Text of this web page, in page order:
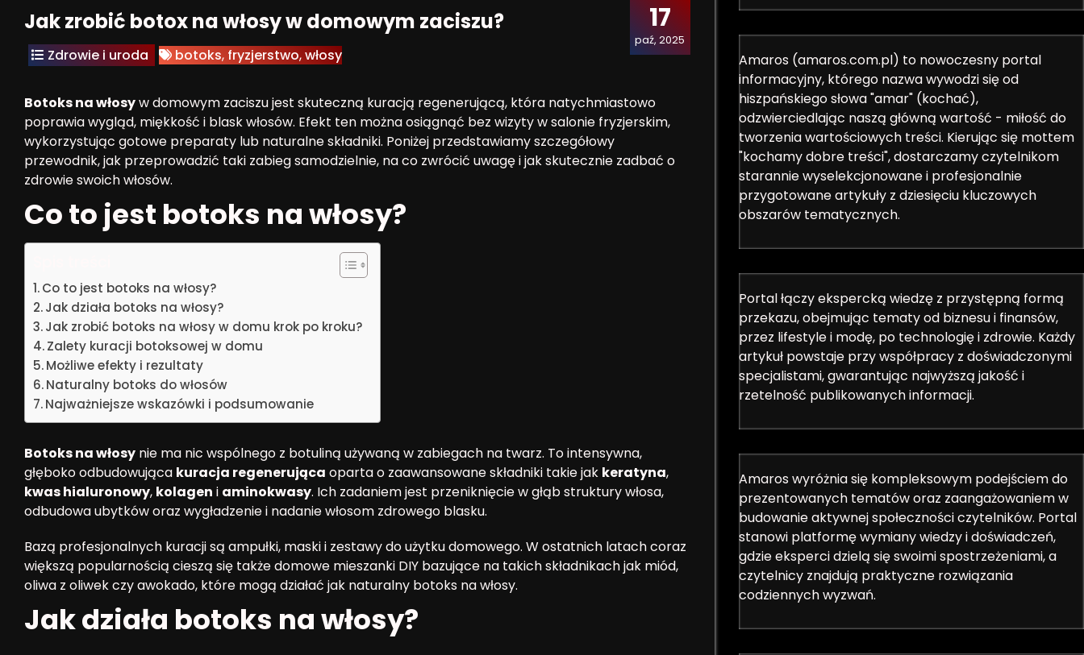
17
paź, 2025
Jak zrobić botox na włosy w domowym zaciszu?
Zdrowie i uroda botoks, fryzjerstwo,włosy
Botoks na włosyw domowym zaciszu jest skuteczną kuracją regenerującą, która natychmiastowo
poprawia wygląd, miękkość i blask włosów. Efekt ten można osiągnąć bez wizyty w salonie fryzjerskim,
wykorzystując gotowe preparaty lub naturalne składniki. Poniżej przedstawiamy szczegółowy
przewodnik, jak przeprowadzić taki zabieg samodzielnie, na co zwrócić uwagę i jak skutecznie zadbać o
zdrowie swoich włosów.
Co to jest botoks na włosy?
Co to jest botoks na włosy?
Jak działa botoks na włosy?
Jak zrobić botoks na włosy w domu krok po kroku?
Zalety kuracji botoksowej w domu
Możliwe efekty i rezultaty
Naturalny botoks do włosów
Najważniejsze wskazówki i podsumowanie
Botoks na włosy nie ma nic wspólnego z botuliną używaną w zabiegach na twarz. To intensywna,
głęboko odbudowująca kuracja regenerująca oparta o zaawansowane składniki takie jak keratyna,
kwas hialuronowy, kolagen i aminokwasy. Ich zadaniem jest przeniknięcie w głąb struktury włosa,
odbudowa ubytków oraz wygładzenie i nadanie włosom zdrowego blasku.
Bazą profesjonalnych kuracji są ampułki, maski i zestawy do użytku domowego. W ostatnich latach coraz
większą popularnością cieszą się także domowe mieszanki DIY bazujące na takich składnikach jak miód,
oliwa z oliwek czy awokado, które mogą działać jak naturalny botoks na włosy.
Jak działa botoks na włosy?
Amaros (amaros.com.pl) to nowoczesny portal
informacyjny, którego nazwa wywodzi się od
hiszpańskiego słowa "amar" (kochać),
odzwierciedlając naszą główną wartość - miłość do
tworzenia wartościowych treści. Kierując się mottem
"kochamy dobre treści", dostarczamy czytelnikom
starannie wyselekcjonowane i profesjonalnie
przygotowane artykuły z dziesięciu kluczowych
obszarów tematycznych.
Portal łączy ekspercką wiedzę z przystępną formą
przekazu, obejmując tematy od biznesu i finansów,
przez lifestyle i modę, po technologię i zdrowie. Każdy
artykuł powstaje przy współpracy z doświadczonymi
specjalistami, gwarantując najwyższą jakość i
rzetelność publikowanych informacji.
Amaros wyróżnia się kompleksowym podejściem do
prezentowanych tematów oraz zaangażowaniem w
budowanie aktywnej społeczności czytelników. Portal
stanowi platformę wymiany wiedzy i doświadczeń,
gdzie eksperci dzielą się swoimi spostrzeżeniami, a
czytelnicy znajdują praktyczne rozwiązania
codziennych wyzwań.